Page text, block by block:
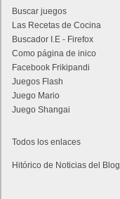
Buscar juegos
Las Recetas de Cocina
Buscador I.E - Firefox
Como página de inico
Facebook Frikipandi
Juegos Flash
Juego Mario
Juego Shangai
Todos los enlaces
Hitórico de Noticias del Blog